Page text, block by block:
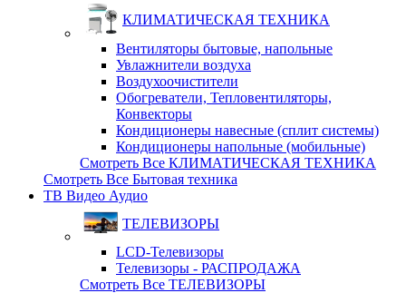
КЛИМАТИЧЕСКАЯ ТЕХНИКА
Вентиляторы бытовые, напольные
Увлажнители воздуха
Воздухоочистители
Обогреватели, Тепловентиляторы,
Конвекторы
Кондиционеры навесные (сплит системы)
Кондиционеры напольные (мобильные)
Смотреть Все КЛИМАТИЧЕСКАЯ ТЕХНИКА
Смотреть Все Бытовая техника
ТВ Видео Аудио
ТЕЛЕВИЗОРЫ
LCD-Телевизоры
Телевизоры - РАСПРОДАЖА
Смотреть Все ТЕЛЕВИЗОРЫ